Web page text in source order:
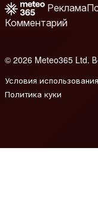
Реклама
Комментарий
© 2026 Meteo365 Ltd.
Условия использования
Политика куки